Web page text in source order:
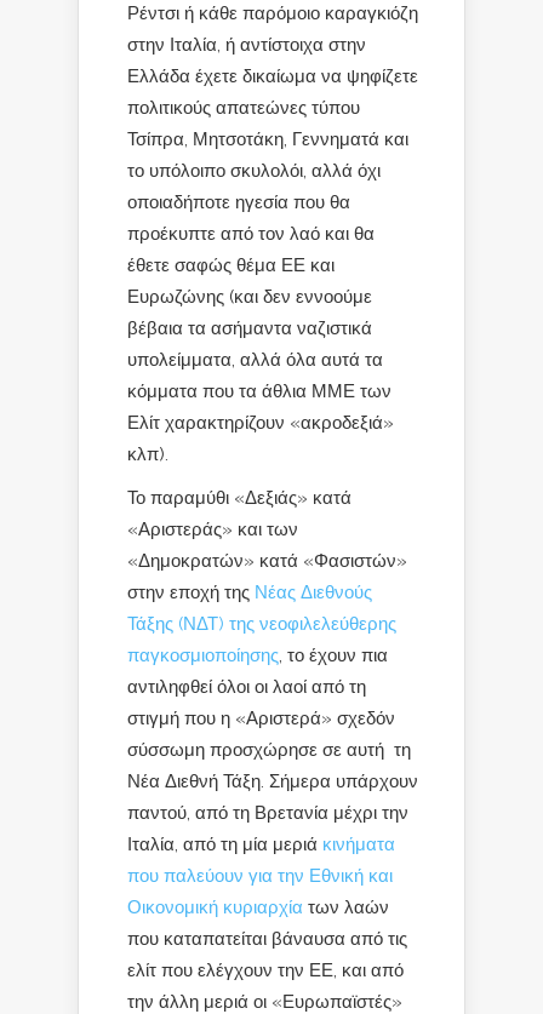
Ρέντσι ή κάθε παρόμοιο καραγκιόζη
στην Ιταλία, ή αντίστοιχα στην
Ελλάδα έχετε δικαίωμα να ψηφίζετε
πολιτικούς απατεώνες τύπου
Τσίπρα, Μητσοτάκη, Γεννηματά και
το υπόλοιπο σκυλολόι, αλλά όχι
οποιαδήποτε ηγεσία που θα
προέκυπτε από τον λαό και θα
έθετε σαφώς θέμα ΕΕ και
Ευρωζώνης (και δεν εννοούμε
βέβαια τα ασήμαντα ναζιστικά
υπολείμματα, αλλά όλα αυτά τα
κόμματα που τα άθλια ΜΜΕ των
Ελίτ χαρακτηρίζουν «ακροδεξιά»
κλπ).
Το παραμύθι «Δεξιάς» κατά
«Αριστεράς» και των
«Δημοκρατών» κατά «Φασιστών»
στην εποχή της Νέας Διεθνούς
Τάξης (ΝΔΤ) της νεοφιλελεύθερης
παγκοσμιοποίησης, το έχουν πια
αντιληφθεί όλοι οι λαοί από τη
στιγμή που η «Αριστερά» σχεδόν
σύσσωμη προσχώρησε σε αυτή τη
Νέα Διεθνή Τάξη. Σήμερα υπάρχουν
παντού, από τη Βρετανία μέχρι την
Ιταλία, από τη μία μεριά κινήματα
που παλεύουν για την Εθνική και
Οικονομική κυριαρχία των λαών
που καταπατείται βάναυσα από τις
ελίτ που ελέγχουν την ΕΕ, και από
την άλλη μεριά οι «Ευρωπαϊστές»